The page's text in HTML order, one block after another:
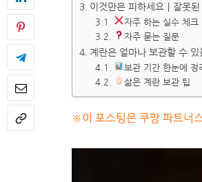
이것만은 피하세요｜잘못
자주 하는 실수 체크
자주 묻는 질문
계란은 얼마나 보관할 수 있
보관 기간 한눈에 정
삶은 계란 보관 팁
※이 포스팅은 쿠팡 파트너